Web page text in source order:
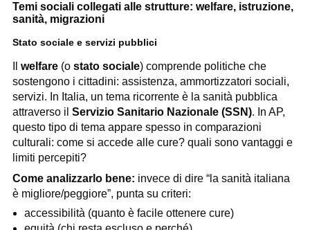
Temi sociali collegati alle strutture: welfare, istruzione,
sanità, migrazioni
Stato sociale e servizi pubblici
welfare(o stato sociale) comprende politiche che
sostengono i cittadini: assistenza, ammortizzatori sociali,
servizi. In Italia, un tema ricorrente è la sanità pubblica
attraverso il Servizio Sanitario Nazionale (SSN). In AP,
questo tipo di tema appare spesso in comparazioni
culturali: come si accede alle cure? quali sono vantaggi e
limiti percepiti?
Come analizzarlo bene: invece di dire “la sanità italiana
è migliore/peggiore”, punta su criteri:
accessibilità (quanto è facile ottenere cure)